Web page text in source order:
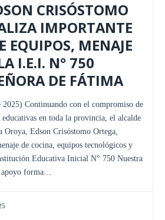
CRISÓSTOMO
IMPORTANTE
EQUIPOS, MENAJE
I.E.I. N° 750
DE FÁTIMA
2025) Continuando con el compromiso de
en toda la provincia, el alcalde
Edson Crisóstomo Ortega,
de cocina, equipos tecnológicos y
Educativa Inicial N° 750 Nuestra
apoyo forma…